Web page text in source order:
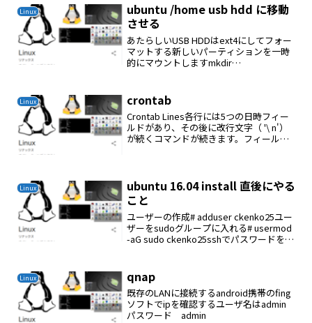
Linux
ubuntu /home usb hdd に移動
させる
あたらしいUSB HDDはext4にしてフォー
マットする新しいパーティションを一時
的にマウントしますmkdir
るrsync -avx /home...
Linux crontab
Crontab Lines各行には5つの日時フィー
ルドがあり、その後に改行文字（ '\ n'）
が続くコマンドが続きます。フィールド
Linux
ubuntu 16.04 install 直後にやる
こと
ユーザーの作成# adduser ckenko25ユー
ザーをsudoグループに入れる# usermod
-aG sudo ckenko25sshでパスワードをい
る$...
Linux qnap
既存のLANに接続するandroid携帯のfing
ソフトでipを確認するユーザ名はadmin
パスワード admin